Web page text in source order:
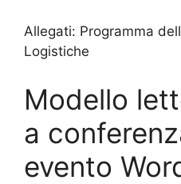
Allegati: Programma
Logistiche
Modello
a
evento